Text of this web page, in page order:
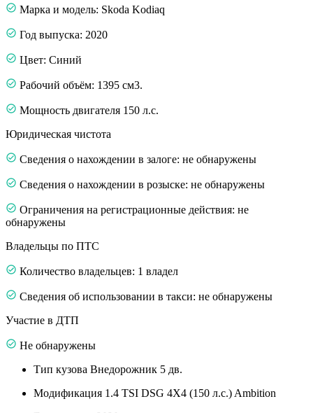
Марка и модель: Skoda Kodiaq
Год выпуска: 2020
Цвет: Синий
Рабочий объём: 1395 см3.
Мощность двигателя 150 л.с.
Юридическая чистота
Сведения о нахождении в залоге: не обнаружены
Сведения о нахождении в розыске: не обнаружены
Ограничения на регистрационные действия: не
обнаружены
Владельцы по ПТС
Количество владельцев: 1 владел
Сведения об использовании в такси: не обнаружены
Участие в ДТП
Не обнаружены
Тип кузова Внедорожник 5 дв.
Модификация 1.4 TSI DSG 4X4 (150 л.с.) Ambition